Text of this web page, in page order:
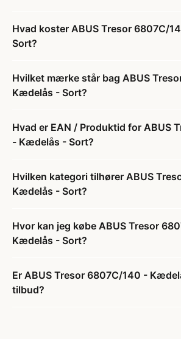
Hvad koster ABUS Tresor 6807C/
Sort?
Hvilket mærke står bag ABUS
Kædelås - Sort?
Hvad er EAN / Produktid for ABUS
- Kædelås - Sort?
Hvilken kategori tilhører ABUS
Kædelås - Sort?
Hvor kan jeg købe ABUS Tresor
Kædelås - Sort?
Er ABUS Tresor 6807C/140 -
tilbud?